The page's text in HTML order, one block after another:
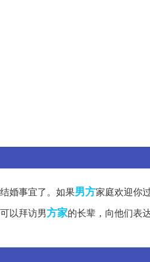
婚事宜了。如果男方家庭欢迎你
以拜访男方家的长辈，向他们表